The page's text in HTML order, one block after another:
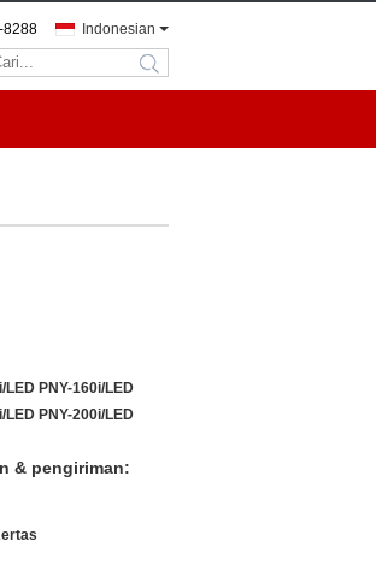
Indonesian
8288
search
LED PNY-160i/LED
LED PNY-200i/LED
& pengiriman: